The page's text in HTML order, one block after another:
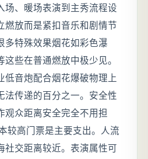
场、暖场表演到主秀流程设
燃放而是紧扣音乐和剧情节
多特殊效果烟花如彩色瀑
些在普通燃放中极少见。
低音炮配合烟花爆破物理上
法传递的百分之一。安全性
观众距离安全完全不用担
较高门票是主要支出。人流
社交距离较近。表演属性可